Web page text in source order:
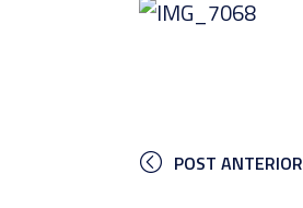
POST ANTERIOR